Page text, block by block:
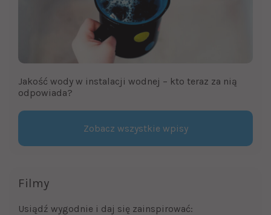
Jakość wody w instalacji wodnej – kto teraz za nią
odpowiada?
Zobacz wszystkie wpisy
Filmy
Usiądź wygodnie i daj się zainspirować: